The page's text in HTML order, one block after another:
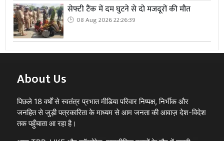
सेफ्टी टैंक में दम घुटने से दो मजदूरों की मौत
08 Aug 2026 22:26:39
About Us
पिछले 18 वर्षों से स्वतंत्र प्रभात मीडिया परिवार निष्पक्ष, निर्भीक और
जनहित से जुड़ी पत्रकारिता के माध्यम से आम जनता की आवाज़ देश-विदेश
तक पहुँचाता आ रहा है।